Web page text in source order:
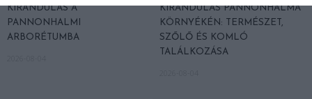
KIRÁNDULÁS A
PANNONHALMI
ARBORÉTUMBA
KIRÁNDULÁS PANNONHALMA
KÖRNYÉKÉN: TERMÉSZET,
SZŐLŐ ÉS KOMLÓ
TALÁLKOZÁSA